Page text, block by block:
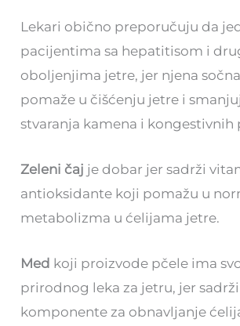
Lekari obično preporučuju da
pacijentima sa hepatitisom i
oboljenjima jetre, jer njena
pomaže u čišćenju jetre i
stvaranja kamena i kongestivnih
Zeleni čaj je dobar jer sadrži
antioksidante koji pomažu u
metabolizma u ćelijama jetre.
Med koji proizvode pčele ima
prirodnog leka za jetru, jer
komponente za obnavljanje